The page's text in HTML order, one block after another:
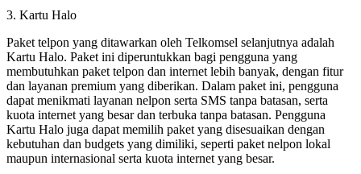
3. Kartu Halo
Paket telpon yang ditawarkan oleh Telkomsel selanjutnya adalah
Kartu Halo. Paket ini diperuntukkan bagi pengguna yang
membutuhkan paket telpon dan internet lebih banyak, dengan fitur
dan layanan premium yang diberikan. Dalam paket ini, pengguna
dapat menikmati layanan nelpon serta SMS tanpa batasan, serta
kuota internet yang besar dan terbuka tanpa batasan. Pengguna
Kartu Halo juga dapat memilih paket yang disesuaikan dengan
kebutuhan dan budgets yang dimiliki, seperti paket nelpon lokal
maupun internasional serta kuota internet yang besar.